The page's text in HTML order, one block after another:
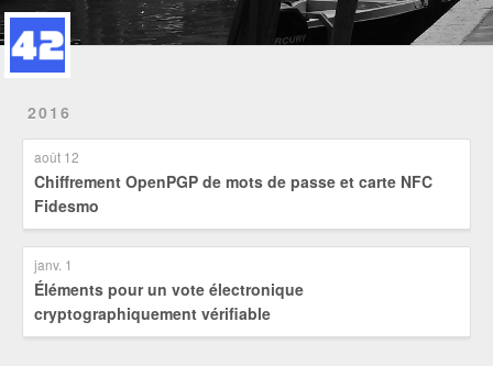
2016
août 12
Chiffrement OpenPGP de mots de passe et carte NFC
Fidesmo
janv. 1
Éléments pour un vote électronique
cryptographiquement vérifiable